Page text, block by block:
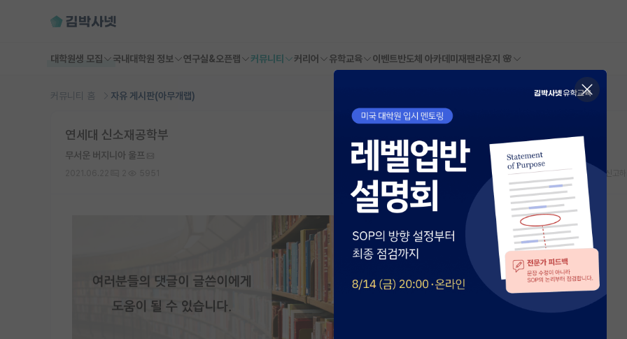
대학원생 모집 국내대학원 정보 연구실&오픈랩 커뮤니티 커리어 유학교육 이벤트반도체 아카데미 재팬라운지 🌸
커뮤니티 홈 자유 게시판(아무개랩)
연세대 신소재공학부
무서운 버지니아 울프
스크랩 신고하